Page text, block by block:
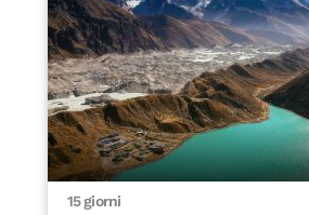
15 giorni